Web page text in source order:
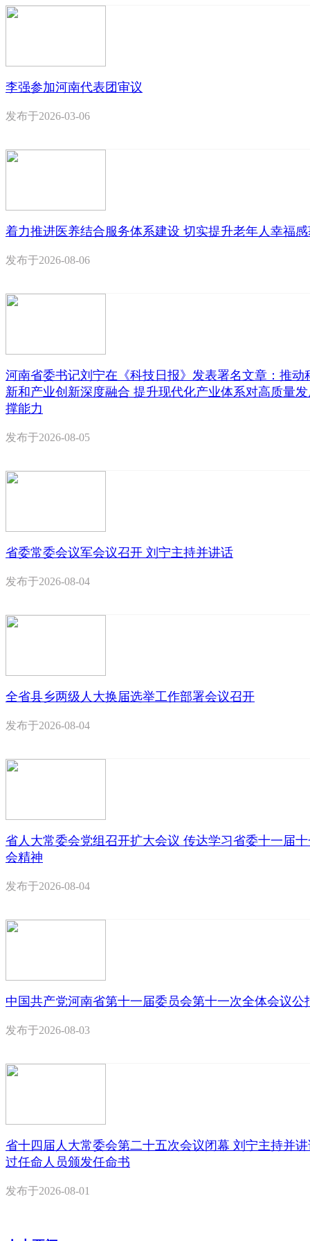
李强参加河南代表团审议
发布于2026-03-06
着力推进医养结合服务体系建设 切实提升老年人幸福
发布于2026-08-06
河南省委书记刘宁在《科技日报》发表署名文章：推动
新和产业创新深度融合 提升现代化产业体系对高质量
撑能力
发布于2026-08-05
省委常委会议军会议召开 刘宁主持并讲话
发布于2026-08-04
全省县乡两级人大换届选举工作部署会议召开
发布于2026-08-04
省人大常委会党组召开扩大会议 传达学习省委十一届
会精神
发布于2026-08-04
中国共产党河南省第十一届委员会第十一次全体会议公
发布于2026-08-03
省十四届人大常委会第二十五次会议闭幕 刘宁主持并
过任命人员颁发任命书
发布于2026-08-01